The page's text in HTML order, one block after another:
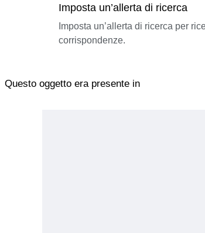
Imposta un’allerta di ricerca
Imposta un’allerta di ricerca per
corrispondenze.
Questo oggetto era presente in